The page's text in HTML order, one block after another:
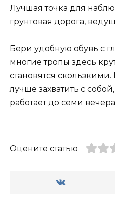
Лучшая точка для
грунтовая дорога,
Бери удобную обувь с
многие тропы здесь
становятся
лучше захватить с
работает до семи
Оцените статью